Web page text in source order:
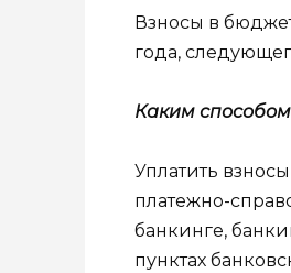
Взносы в
года,
Каким
Уплатить
платежно-
банкинге,
пунктах